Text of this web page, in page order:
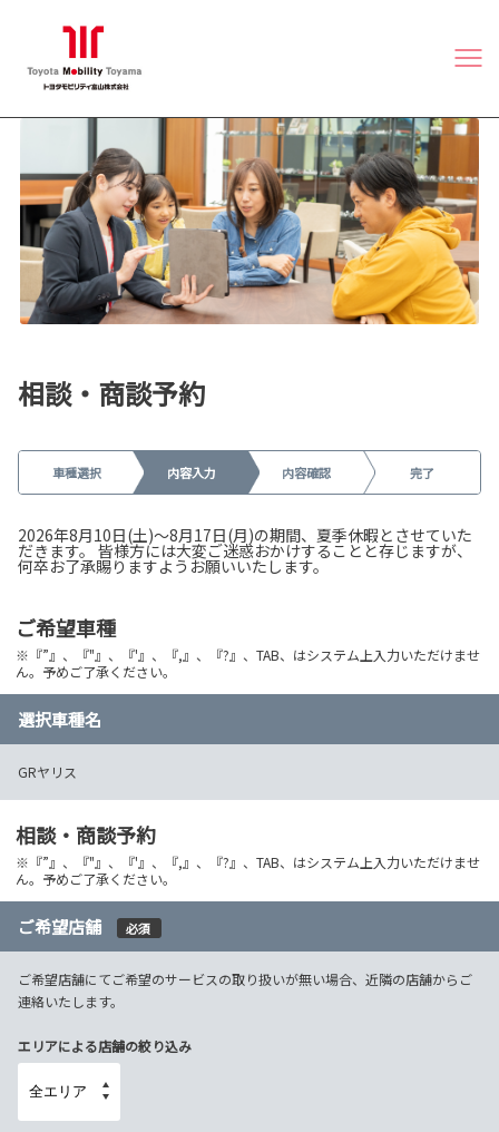
相談・商談予約
車種選択 内容入力 内容確認 完了
2026年8月10日(土)～8月17日(月)の期間、夏季休暇とさせていた
だきます。 皆様方には大変ご迷惑おかけすることと存じますが、
何卒お了承賜りますようお願いいたします。
ご希望車種
※『”』、『"』、『'』、『,』、『?』、TAB、はシステム上入力いただけませ
ん。予めご了承ください。
選択車種名
GRヤリス
相談・商談予約
※『”』、『"』、『'』、『,』、『?』、TAB、はシステム上入力いただけませ
ん。予めご了承ください。
ご希望店舗 必須
ご希望店舗にてご希望のサービスの取り扱いが無い場合、近隣の店舗からご
連絡いたします。
エリアによる店舗の絞り込み